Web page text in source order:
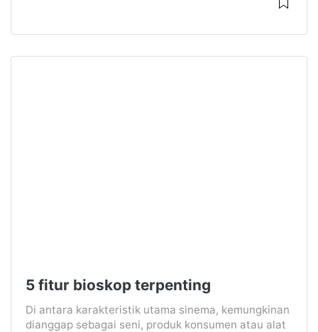
5 fitur bioskop terpenting
Di antara karakteristik utama sinema, kemungkinan
dianggap sebagai seni, produk konsumen atau alat